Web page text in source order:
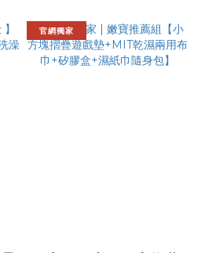
官網獨家